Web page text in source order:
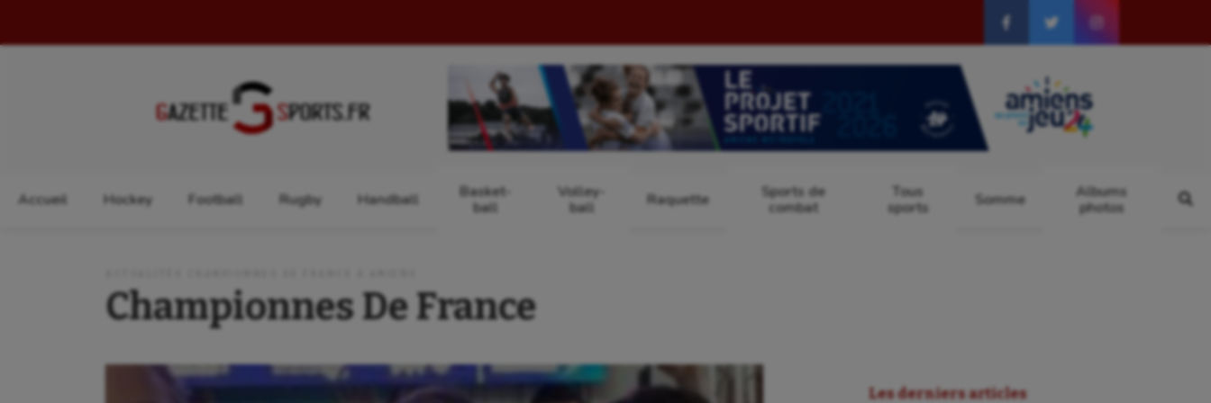
Accueil Hockey Football Rugby Handball
Basket-
ball
Volley-
ball
Raquette
Sports de
combat
Tous
sports
Somme
Albums
photos
Championnes De France
Les derniers articles